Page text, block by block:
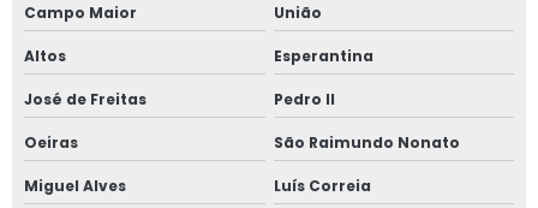
Campo Maior União
Altos Esperantina
José de Freitas Pedro II
Oeiras São Raimundo Nonato
Miguel Alves Luís Correia